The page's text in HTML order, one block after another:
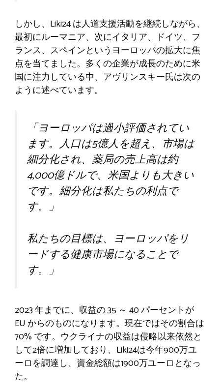
しかし、Liki24 は人道支援活動を継続しながら、
最初にルーマニア、次にイタリア、ドイツ、フ
ランス、スペインというヨーロッパの拡大に焦
点を当てました。多くの企業が成長のために米
国に注力している中、アヴリンスキー氏は次の
ように述べています。
「ヨーロッパは過小評価されてい
ます。人口は5億人を超え、市場は
細分化され、薬局の売上高は約
4,000億ドルで、米国よりも大きい
です。細分化は私たちの利点で
す。」
私たちの目標は、ヨーロッパをリ
ードする健康市場になることで
す。」
2023 年までに、収益の 35 ～ 40 パーセントが
EU からのものになります。現在ではその割合は
70% です。ウクライナの収益は侵略以来依然と
して2倍に増加しており、Liki24は今年900万ユ
ーロを調達し、資金総額は1900万ユーロとなっ
た。